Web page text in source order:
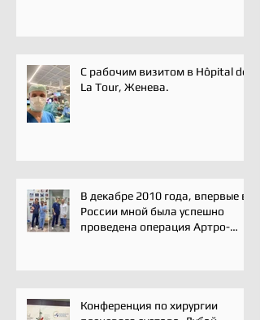
С рабочим визитом в Hôpital de
La Tour, Женева.
В декабре 2010 года, впервые в
России мной была успешно
проведена операция Артро-
Конференция по хирургии